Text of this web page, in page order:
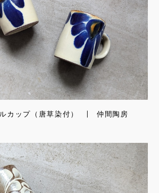
カップ（唐草染付） | 仲間陶房